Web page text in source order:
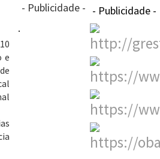
e
- Publicidade - - Publicidade -